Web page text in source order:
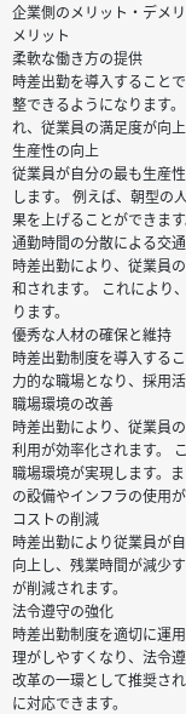
企業側のメリット・デメ
メリット
柔軟な働き方の提供
時差出勤を導入すること
整できるようになります
れ、従業員の満足度が向上
生産性の向上
従業員が自分の最も生産
します。 例えば、朝型の
果を上げることができます
通勤時間の分散による交
時差出勤により、従業員
和されます。 これにより
ります。
優秀な人材の確保と維持
時差出勤制度を導入する
力的な職場となり、採用
職場環境の改善
時差出勤により、従業員
利用が効率化されます。
職場環境が実現します。
の設備やインフラの使用
コストの削減
時差出勤により従業員が
向上し、残業時間が減少
が削減されます。
法令遵守の強化
時差出勤制度を適切に運
理がしやすくなり、法令
改革の一環として推奨さ
に対応できます。